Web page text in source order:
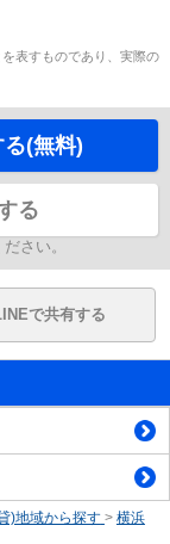
表すものであり、実際の
(無料)
る
さい。
で共有する
)地域から探す > 横浜